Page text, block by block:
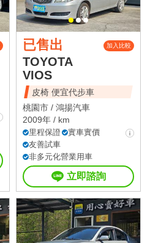
已售出 加入比較
TOYOTA
VIOS
皮椅 便宜代步車
桃園市 / 鴻揚汽車
2009年 / km
里程保證
實車實價
友善試車
非多元化營業用車
立即諮詢